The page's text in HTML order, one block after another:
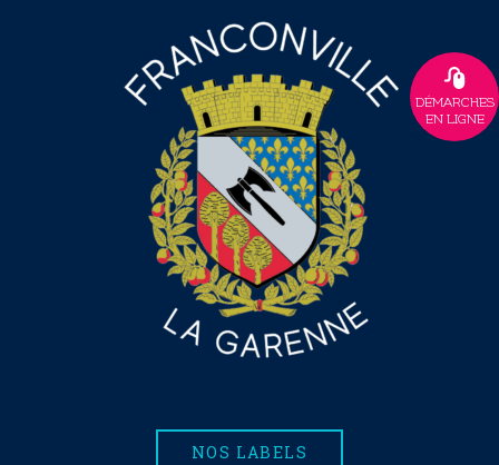
NOS LABELS
DÉMARCHES
EN LIGNE